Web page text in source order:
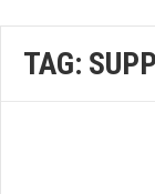
TAG: